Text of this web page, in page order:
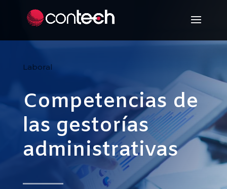
Laboral
Competencias de
las gestorías
administrativas